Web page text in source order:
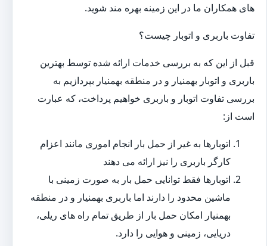
های همکاران ما در این زمینه بهره مند شوید.
تفاوت باربری و اتوبار چیست؟
قبل از این که به بررسی خدمات ارائه شده توسط بهترین
باربری و اتوبار بهمنیار و در منطقه بهمنیار بپردازیم به
بررسی تفاوت اتوبار و باربری خواهیم پرداخت، که عبارت
است از:
اتوبارها به غیر از حمل بار انجام اموری مانند اعزام
کارگر باربری را نیز ارائه می دهند
اتوبارها فقط توانایی حمل بار به صورت زمینی با
ماشین محدود را دارند اما باربری بهمنیار و در منطقه
بهمنیار امکان حمل بار از طریق تمام راه های ریلی،
دریایی، زمینی و هوایی را دارد.